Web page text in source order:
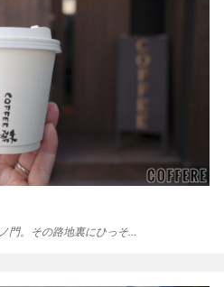
門。その路地裏にひっそ…